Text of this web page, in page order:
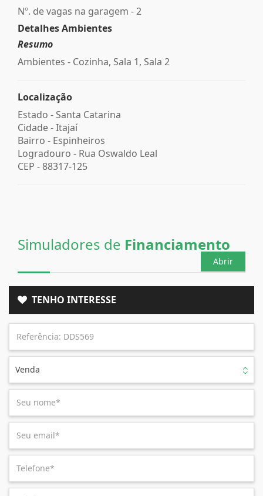
Nº. de vagas na garagem - 2
Detalhes Ambientes
Resumo
Ambientes - Cozinha, Sala 1, Sala 2
Localização
Estado - Santa Catarina
Cidade -Itajaí
Bairro - Espinheiros
Logradouro - Rua Oswaldo Leal
CEP -88317-125
Simuladores de Financiamento
Abrir
TENHO INTERESSE
Venda